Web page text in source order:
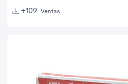
+109 Ventas